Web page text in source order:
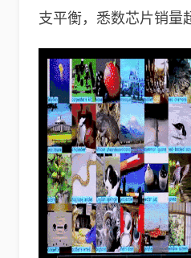
支平衡，悉数芯片销量